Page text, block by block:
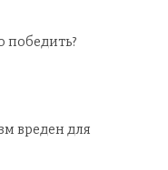
победить?
вреден для